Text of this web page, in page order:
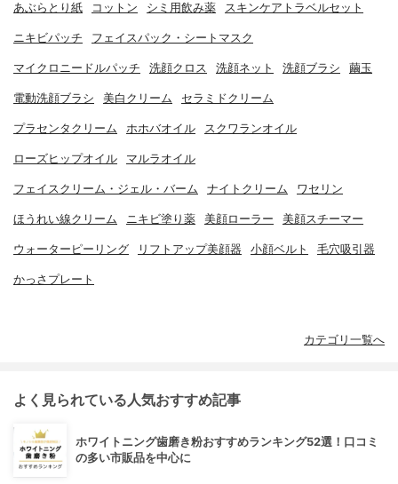
あぶらとり紙 コットン シミ用飲み薬 スキンケアトラベルセット
ニキビパッチ フェイスパック・シートマスク
マイクロニードルパッチ 洗顔クロス 洗顔ネット 洗顔ブラシ 繭玉
電動洗顔ブラシ 美白クリーム セラミドクリーム
プラセンタクリーム ホホバオイル スクワランオイル
ローズヒップオイル マルラオイル
フェイスクリーム・ジェル・バーム ナイトクリーム ワセリン
ほうれい線クリーム ニキビ塗り薬 美顔ローラー 美顔スチーマー
ウォーターピーリング リフトアップ美顔器 小顔ベルト 毛穴吸引器
かっさプレート
カテゴリ一覧へ
よく見られている人気おすすめ記事
ホワイトニング歯磨き粉おすすめランキング52選！口コミ
の多い市販品を中心に